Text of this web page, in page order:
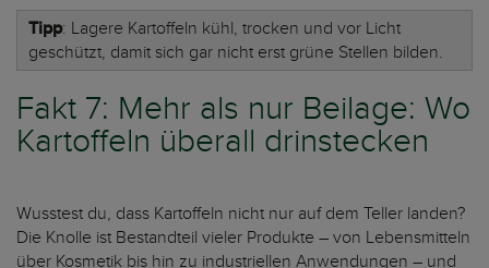
Tipp: Lagere Kartoffeln kühl, trocken und vor Licht
geschützt, damit sich gar nicht erst grüne Stellen bilden.
Fakt 7: Mehr als nur Beilage: Wo
Kartoffeln überall drinstecken
Wusstest du, dass Kartoffeln nicht nur auf dem Teller landen?
Die Knolle ist Bestandteil vieler Produkte – von Lebensmitteln
über Kosmetik bis hin zu industriellen Anwendungen – und